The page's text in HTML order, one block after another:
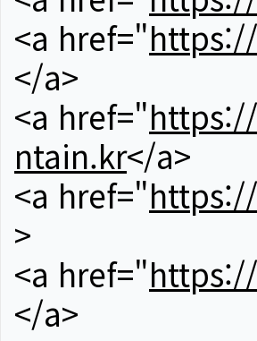
<a href="
</a>
<a href="
ntain.kr</a>
<a href="
>
<a href="
</a>